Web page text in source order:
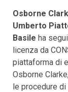
Osborne
Umberto
Basile ha
licenza da
piattaforma di
Osborne
le procedure di